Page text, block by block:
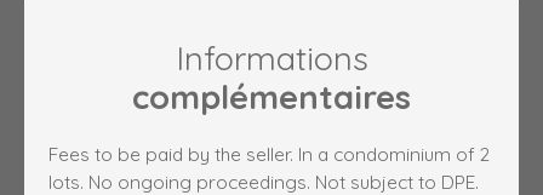
Informations
complémentaires
Fees to be paid by the seller. In a condominium of 2
lots. No ongoing proceedings. Not subject to DPE.